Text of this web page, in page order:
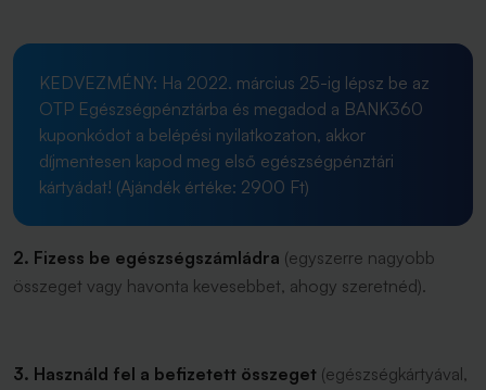
KEDVEZMÉNY: Ha 2022. március 25-ig lépsz be az
OTP Egészségpénztárba és megadod a BANK360
kuponkódot a belépési nyilatkozaton, akkor
díjmentesen kapod meg első egészségpénztári
kártyádat! (Ajándék értéke: 2900 Ft)
2. Fizess be egészségszámládra (egyszerre nagyobb
összeget vagy havonta kevesebbet, ahogy szeretnéd).
3. Használd fel a befizetett összeget (egészségkártyával,